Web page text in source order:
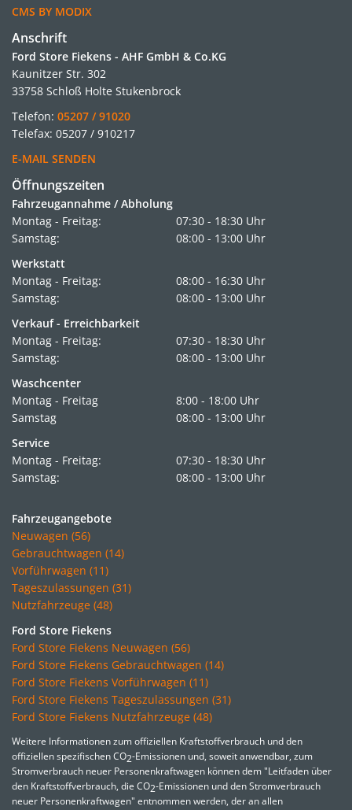
CMS BY MODIX
Anschrift
Ford Store Fiekens - AHF GmbH & Co.KG
Kaunitzer Str. 302
33758 Schloß Holte Stukenbrock
Telefon: 05207 / 91020
Telefax: 05207 / 910217
E-MAIL SENDEN
Öffnungszeiten
Fahrzeugannahme / Abholung
Montag - Freitag:
07:30 - 18:30 Uhr
Samstag:
08:00 - 13:00 Uhr
Werkstatt
Montag - Freitag:
08:00 - 16:30 Uhr
Samstag:
08:00 - 13:00 Uhr
Verkauf - Erreichbarkeit
Montag - Freitag:
07:30 - 18:30 Uhr
Samstag:
08:00 - 13:00 Uhr
Waschcenter
Montag - Freitag
8:00 - 18:00 Uhr
Samstag
08:00 - 13:00 Uhr
Service
Montag - Freitag:
07:30 - 18:30 Uhr
Samstag:
08:00 - 13:00 Uhr
Fahrzeugangebote
Neuwagen (56)
Gebrauchtwagen (14)
Vorführwagen (11)
Tageszulassungen (31)
Nutzfahrzeuge (48)
Ford Store Fiekens
Ford Store Fiekens Neuwagen (56)
Ford Store Fiekens Gebrauchtwagen (14)
Ford Store Fiekens Vorführwagen (11)
Ford Store Fiekens Tageszulassungen (31)
Ford Store Fiekens Nutzfahrzeuge (48)
Weitere Informationen zum offiziellen Kraftstoffverbrauch und den
offiziellen spezifischen CO2-Emissionen und, soweit anwendbar, zum
Stromverbrauch neuer Personenkraftwagen können dem "Leitfaden über
den Kraftstoffverbrauch, die CO2-Emissionen und den Stromverbrauch
neuer Personenkraftwagen" entnommen werden, der an allen